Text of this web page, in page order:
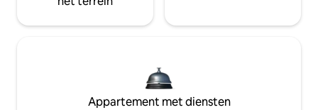
Appartement met diensten